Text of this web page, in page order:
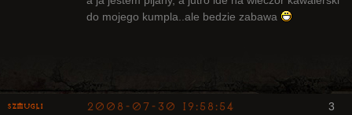
do mojego kumpla..ale bedzie zabawa
3
Szmugli 2008-07-30 19:58:54